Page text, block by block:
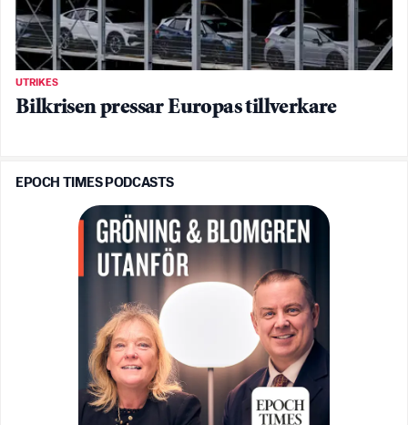
UTRIKES
Bilkrisen pressar Europas tillverkare
EPOCH TIMES PODCASTS